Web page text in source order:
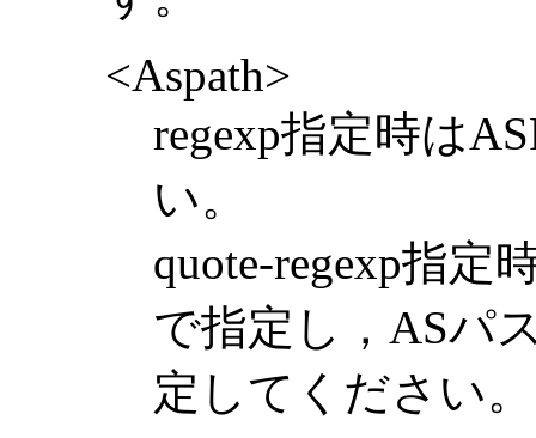
<Aspath>
regexp指定時は
い。
quote-regexp指定
で指定し，ASパ
定してください。